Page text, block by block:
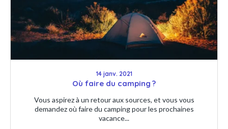
14 janv. 2021
Où faire du camping ?
Vous aspirez à un retour aux sources, et vous vous
demandez où faire du camping pour les prochaines
vacance...